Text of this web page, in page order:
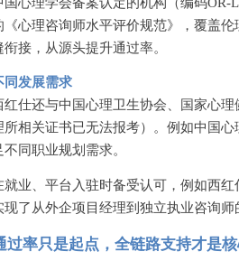
心理咨询师水平评价规范》，覆盖
接，从源头提升通过率。
同发展需求
红仕还与中国心理卫生协会、国家心
所相关证书已无法报考）。例如中国
同职业规划需求。
业、平台入驻时备受认可，例如西
了从外企项目经理到独立执业咨询师
过率只是起点，全链路支持才是